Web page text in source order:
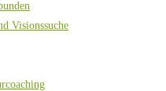
Visionssuche